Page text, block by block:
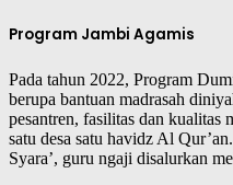
Program Jambi Agamis
Pada tahun 2022, Program
berupa bantuan madrasah
pesantren, fasilitas dan kualitas
satu desa satu havidz Al
Syara’, guru ngaji disalurkan